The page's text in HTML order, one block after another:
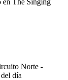
en The Singing